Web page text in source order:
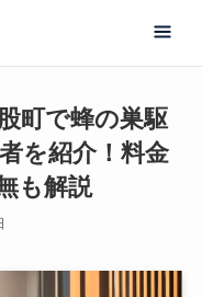
町で蜂の巣駆
を紹介！料金
も解説